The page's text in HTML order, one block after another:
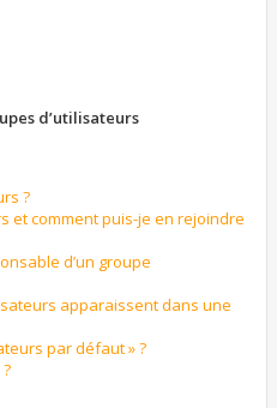
d’utilisateurs
?
et comment puis-je en rejoindre
d’un groupe
apparaissent dans une
par défaut » ?